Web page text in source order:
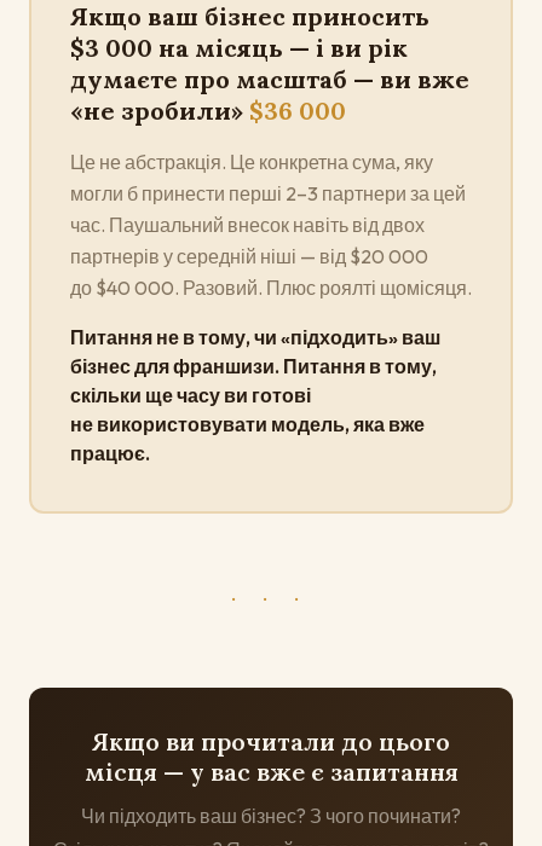
Якщо ваш бізнес приносить
$3 000 на місяць — і ви рік
думаєте про масштаб — ви вже
«не зробили» $36 000
Це не абстракція. Це конкретна сума, яку
могли б принести перші 2–3 партнери за цей
час. Паушальний внесок навіть від двох
партнерів у середній ніші — від $20 000
до $40 000. Разовий. Плюс роялті щомісяця.
Питання не в тому, чи «підходить» ваш
бізнес для франшизи. Питання в тому,
скільки ще часу ви готові
не використовувати модель, яка вже
працює.
· · ·
Якщо ви прочитали до цього
місця — у вас вже є запитання
Чи підходить ваш бізнес? З чого починати?